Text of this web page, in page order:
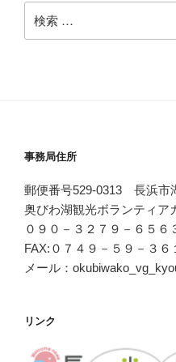
索:
事務局住所
郵便番号529-0313 長浜市
奥びわ湖観光ボランティア
０９０－３２７９－６５６
FAX:０７４９－５９－３６
メール：
リンク